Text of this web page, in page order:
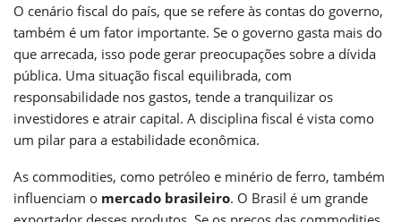
O cenário fiscal do país, que se refere às contas do governo,
também é um fator importante. Se o governo gasta mais do
que arrecada, isso pode gerar preocupações sobre a dívida
pública. Uma situação fiscal equilibrada, com
responsabilidade nos gastos, tende a tranquilizar os
investidores e atrair capital. A disciplina fiscal é vista como
um pilar para a estabilidade econômica.
As commodities, como petróleo e minério de ferro, também
influenciam o mercado brasileiro. O Brasil é um grande